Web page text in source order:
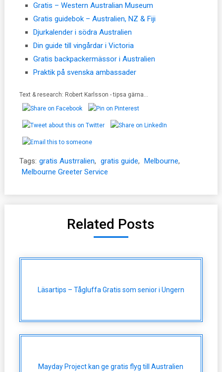
Gratis – Western Australian Museum
Gratis guidebok – Australien, NZ & Fiji
Djurkalender i södra Australien
Din guide till vingårdar i Victoria
Gratis backpackermässor i Australien
Praktik på svenska ambassader
Text & research: Robert Karlsson - tipsa gärna...
Tags: gratis Austrralien, gratis guide, Melbourne,
Melbourne Greeter Service
Related Posts
Läsartips – Tågluffa Gratis som senior i Ungern
Mayday Project kan ge gratis flyg till Australien